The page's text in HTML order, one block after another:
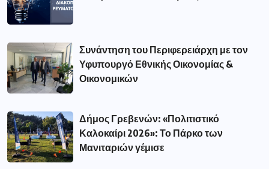
Συνάντηση του Περιφερειάρχη με τον
Υφυπουργό Εθνικής Οικονομίας &
Οικονομικών
Δήμος Γρεβενών: «Πολιτιστικό
Καλοκαίρι 2026»: Το Πάρκο των
Μανιταριών γέμισε